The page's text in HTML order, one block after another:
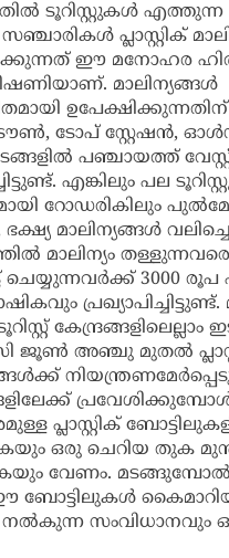
ടൂറിസ്റ്റുകള്‍ എത്തുന്ന
പ്ലാസ്റ്റിക്
ഈ മനോഹര
മാലിന്യങ്ങള്‍
ഉപേക്ഷിക്കുന്നതിന്
ടോപ് സ്റ്റേഷന്‍,
പഞ്ചായത്ത്
എങ്കിലും പല
റോഡരികിലും
ഭക്ഷ്യ മാലിന്യങ്ങള്‍
മാലിന്യം
ചെയ്യുന്നവര്‍ക്ക് 3000
പ്രഖ്യാപിച്ചിട്ടുണ്ട്.
കേന്ദ്രങ്ങളിലെല്ലാം
ജൂണ്‍ അഞ്ചു മുതല്‍
പ്ലാസ്റ്റിക്
ഒരു ചെറിയ തുക
വേണം. മടങ്ങുമ്പോല്‍
ഈ ബോട്ടിലുകള്‍
നല്‍കുന്ന സംവിധാനവും